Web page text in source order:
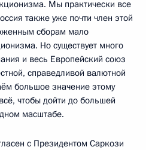
Мы практически все
также уже почти член этой
сборам мало
Но существует много
и весь Европейский союз
справедливой валютной
большое значение этому
чтобы дойти до большей
масштабе.
с Президентом Саркози